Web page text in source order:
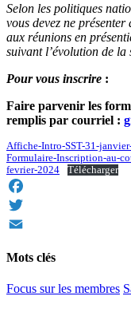
Selon les politiques
vous devez ne
aux réunions en
suivant l’évolution de la
Pour vous inscrire :
Faire parvenir les
remplis par courriel :
Affiche-Intro-SST-31-
Formulaire-Inscription-au-
fevrier-2024
Télécharger
Facebook
Twitter
Mots clés
Focus sur les membres